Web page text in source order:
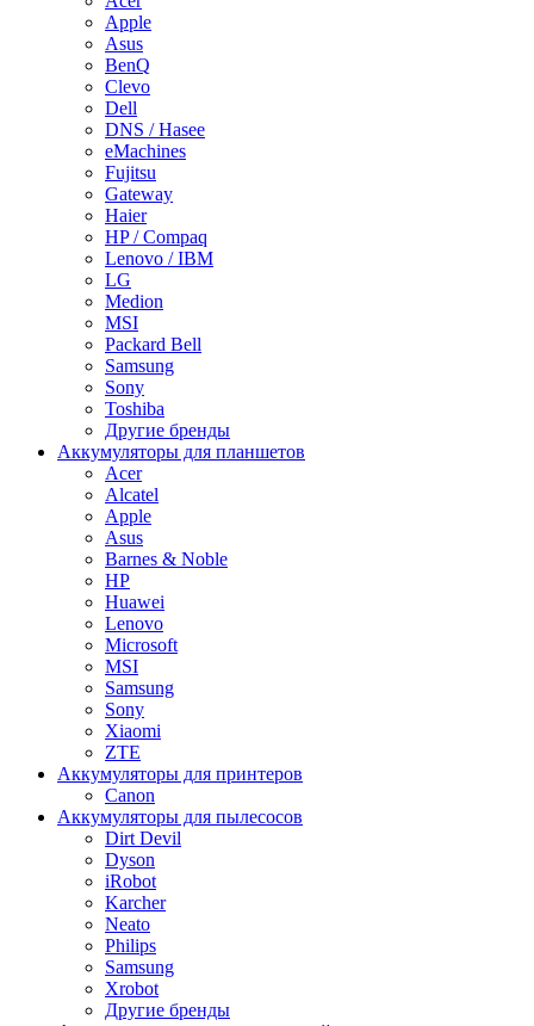
Apple
Asus
BenQ
Clevo
Dell
DNS / Hasee
eMachines
Fujitsu
Gateway
Haier
HP / Compaq
Lenovo / IBM
LG
Medion
MSI
Packard Bell
Samsung
Sony
Toshiba
Другие бренды
Аккумуляторы для планшетов
Acer
Alcatel
Apple
Asus
Barnes & Noble
HP
Huawei
Lenovo
Microsoft
MSI
Samsung
Sony
Xiaomi
ZTE
Аккумуляторы для принтеров
Canon
Аккумуляторы для пылесосов
Dirt Devil
Dyson
iRobot
Karcher
Neato
Philips
Samsung
Xrobot
Другие бренды